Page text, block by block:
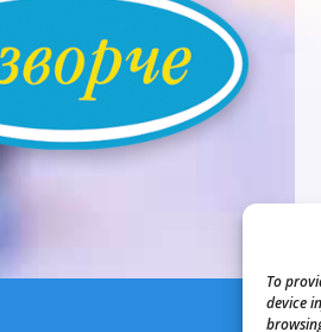
To
device